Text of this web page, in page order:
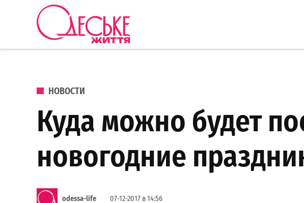
Перейти к содержанию
ОПУБЛИКОВАНО В
НОВОСТИ
Куда можно будет
новогодние
odessa-life 07-12-2017 в 14:56